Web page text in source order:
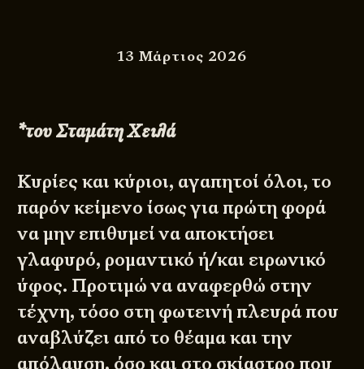
13 Μάρτιος 2026
*του Σταμάτη Χειλά
Κυρίες και κύριοι, αγαπητοί όλοι, το
παρόν κείμενο ίσως για πρώτη φορά
να μην επιθυμεί να αποκτήσει
γλαφυρό, ρομαντικό ή/και ειρωνικό
ύφος. Προτιμώ να αναφερθώ στην
τέχνη, τόσο στη φωτεινή πλευρά που
αναβλύζει από το θέαμα και την
απόλαυση, όσο και στο σκίαστρο που